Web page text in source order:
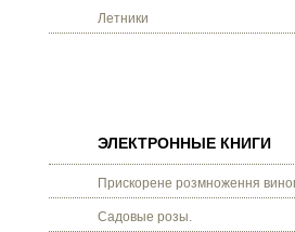
Летники
ЭЛЕКТРОННЫЕ КНИГИ
Прискорене розмноження
Садовые розы.